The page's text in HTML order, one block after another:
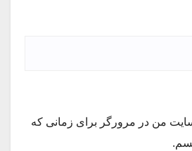
من در مرورگر برای زمانی که